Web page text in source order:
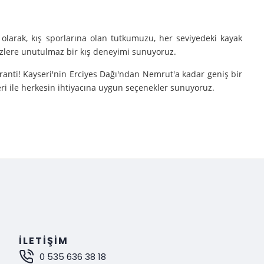
kış sporlarına olan tutkumuzu, her seviyedeki kayak
unutulmaz bir kış deneyimi sunuyoruz.
Kayseri'nin Erciyes Dağı'ndan Nemrut'a kadar geniş bir
ile herkesin ihtiyacına uygun seçenekler sunuyoruz.
çıkarıyoruz.
bir deneyim sunuyoruz.
İLETIŞIM
0 535 636 38 18